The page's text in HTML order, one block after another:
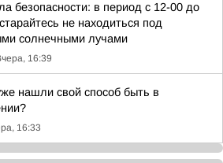
безопасности: в период с 12-00 до
не находиться под
солнечными лучами
16:39
нашли свой способ быть в
16:33